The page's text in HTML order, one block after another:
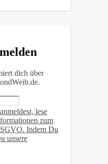
dich über
lese
zum
Indem Du
unsere